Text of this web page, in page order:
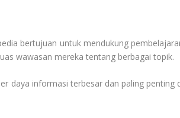
bertujuan untuk mendukung
wawasan mereka tentang berbagai topik.
daya informasi terbesar dan paling penting